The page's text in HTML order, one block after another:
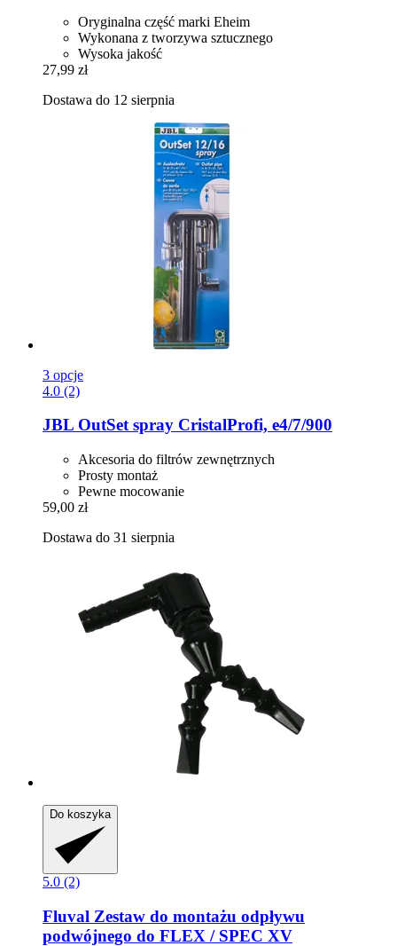
Oryginalna część marki Eheim
Wykonana z tworzywa sztucznego
Wysoka jakość
27,99 zł
Dostawa do 12 sierpnia
3 opcje
4.0 (2)
JBL OutSet spray CristalProfi, e4/7/900
Akcesoria do filtrów zewnętrznych
Prosty montaż
Pewne mocowanie
59,00 zł
Dostawa do 31 sierpnia
Do koszyka
5.0 (2)
Fluval Zestaw do montażu odpływu
podwójnego do FLEX / SPEC XV